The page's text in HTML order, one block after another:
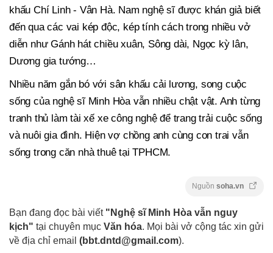
khấu Chí Linh - Vân Hà. Nam nghệ sĩ được khán giả biết
đến qua các vai kép độc, kép tính cách trong nhiều vở
diễn như Gánh hát chiều xuân, Sông dài, Ngọc kỳ lân,
Dương gia tướng…
Nhiều năm gắn bó với sân khấu cải lương, song cuộc
sống của nghệ sĩ Minh Hòa vẫn nhiều chật vật. Anh từng
tranh thủ làm tài xế xe công nghệ để trang trải cuộc sống
và nuôi gia đình. Hiện vợ chồng anh cùng con trai vẫn
sống trong căn nhà thuê tại TPHCM.
Nguồn soha.vn
Bạn đang đọc bài viết "Nghệ sĩ Minh Hòa vẫn nguy
kịch" tại chuyên mục Văn hóa. Mọi bài vở cộng tác xin gửi
về địa chỉ email (bbt.dntd@gmail.com).